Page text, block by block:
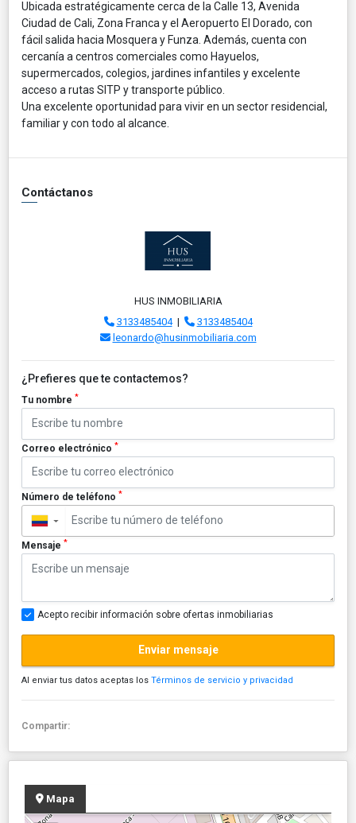
Ubicada estratégicamente cerca de la Calle 13, Avenida
Ciudad de Cali, Zona Franca y el Aeropuerto El Dorado, con
fácil salida hacia Mosquera y Funza. Además, cuenta con
cercanía a centros comerciales como Hayuelos,
supermercados, colegios, jardines infantiles y excelente
acceso a rutas SITP y transporte público.
Una excelente oportunidad para vivir en un sector residencial,
familiar y con todo al alcance.
Contáctanos
HUS INMOBILIARIA
3133485404|
3133485404
leonardo@husinmobiliaria.com
¿Prefieres que te contactemos?
Tu nombre *
Correo electrónico *
Número de teléfono *
▼
Mensaje *
Acepto recibir información sobre ofertas inmobiliarias
Enviar mensaje
Al enviar tus datos aceptas los Términos de servicio y privacidad
Compartir:
Mapa